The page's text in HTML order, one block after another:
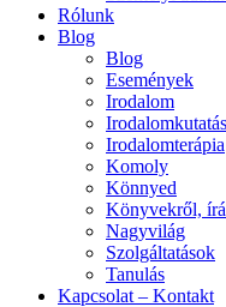
Rólunk
Blog
Blog
Események
Irodalom
Irodalomkutatás
Irodalomterápia
Komoly
Könnyed
Könyvekről,
Nagyvilág
Szolgáltatások
Tanulás
Kapcsolat – Kontakt